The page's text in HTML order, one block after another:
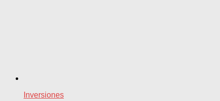
Inversiones